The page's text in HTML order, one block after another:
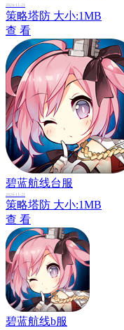
2024-11-21
策略塔防 大小:1MB
查 看
碧蓝航线台服
2024-11-21
策略塔防 大小:1MB
查 看
碧蓝航线b服